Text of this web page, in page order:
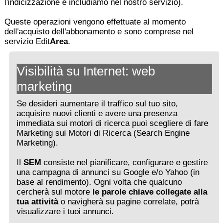
l'indicizzazione e includiamo nel nostro servizio).
Queste operazioni vengono effettuate al momento
dell'acquisto dell'abbonamento e sono comprese nel
servizio EditArea.
Visibilità su Internet: web
marketing
Se desideri aumentare il traffico sul tuo sito,
acquisire nuovi clienti e avere una presenza
immediata sui motori di ricerca puoi scegliere di fare
Marketing sui Motori di Ricerca (Search Engine
Marketing).
Il SEM consiste nel pianificare, configurare e gestire
una campagna di annunci su Google e/o Yahoo (in
base al rendimento). Ogni volta che qualcuno
cercherà sul motore le parole chiave collegate alla
tua attivitào navigherà su pagine correlate, potrà
visualizzare i tuoi annunci.